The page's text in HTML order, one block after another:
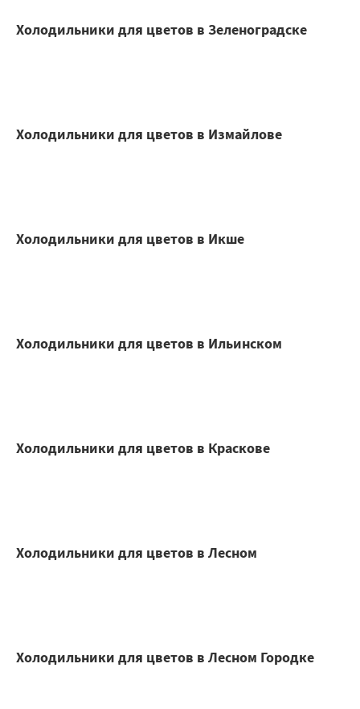
Холодильники для цветов в Зеленоградске
Холодильники для цветов в Измайлове
Холодильники для цветов в Икше
Холодильники для цветов в Ильинском
Холодильники для цветов в Краскове
Холодильники для цветов в Лесном
Холодильники для цветов в Лесном Городке